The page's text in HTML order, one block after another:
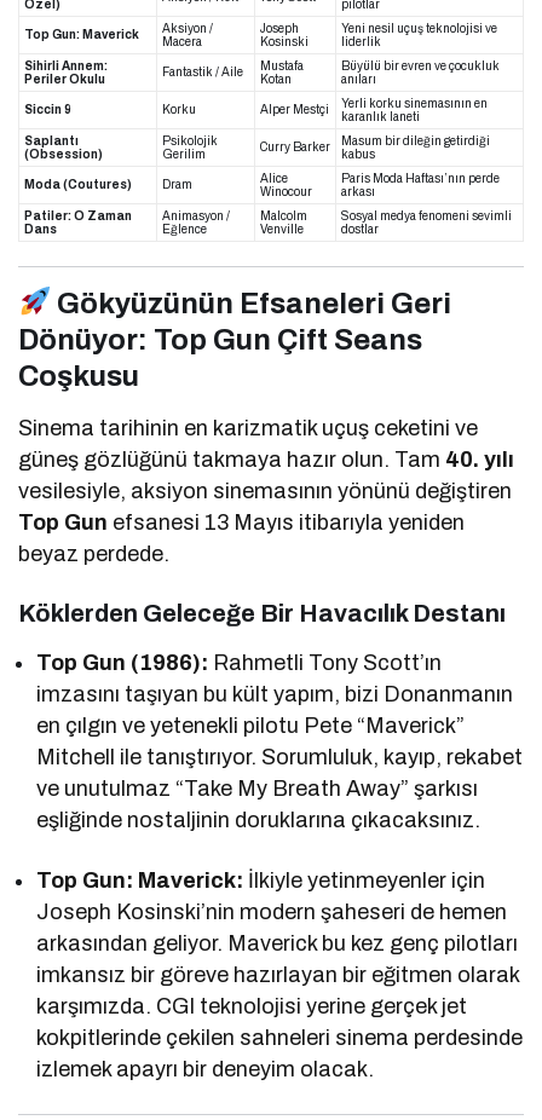
Özel)
pilotlar
Top Gun: Maverick
Aksiyon /
Macera
Joseph
Kosinski
Yeni nesil uçuş teknolojisi ve
liderlik
Sihirli Annem:
Periler Okulu
Fantastik / Aile
Mustafa
Kotan
Büyülü bir evren ve çocukluk
anıları
Siccin 9 Korku Alper Mestçi
Yerli korku sinemasının en
karanlık laneti
Saplantı
(Obsession)
Psikolojik
Gerilim
Curry Barker
Masum bir dileğin getirdiği
kabus
Moda (Coutures) Dram
Alice
Winocour
Paris Moda Haftası’nın perde
arkası
Patiler: O Zaman
Dans
Animasyon /
Eğlence
Malcolm
Venville
Sosyal medya fenomeni sevimli
dostlar
Gökyüzünün Efsaneleri Geri
Dönüyor: Top Gun Çift Seans
Coşkusu
Sinema tarihinin en karizmatik uçuş ceketini ve
güneş gözlüğünü takmaya hazır olun. Tam 40. yılı
vesilesiyle, aksiyon sinemasının yönünü değiştiren
Top Gun efsanesi 13 Mayıs itibarıyla yeniden
beyaz perdede.
Köklerden Geleceğe Bir Havacılık Destanı
Top Gun (1986): Rahmetli Tony Scott’ın
imzasını taşıyan bu kült yapım, bizi Donanmanın
en çılgın ve yetenekli pilotu Pete “Maverick”
Mitchell ile tanıştırıyor. Sorumluluk, kayıp, rekabet
ve unutulmaz “Take My Breath Away” şarkısı
eşliğinde nostaljinin doruklarına çıkacaksınız.
Top Gun: Maverick: İlkiyle yetinmeyenler için
Joseph Kosinski’nin modern şaheseri de hemen
arkasından geliyor. Maverick bu kez genç pilotları
imkansız bir göreve hazırlayan bir eğitmen olarak
karşımızda. CGI teknolojisi yerine gerçek jet
kokpitlerinde çekilen sahneleri sinema perdesinde
izlemek apayrı bir deneyim olacak.